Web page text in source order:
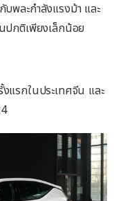
พละกำลังแรงม้า และ
ปกติเพียงเล็กน้อย
แรกในประเทศจีน และ